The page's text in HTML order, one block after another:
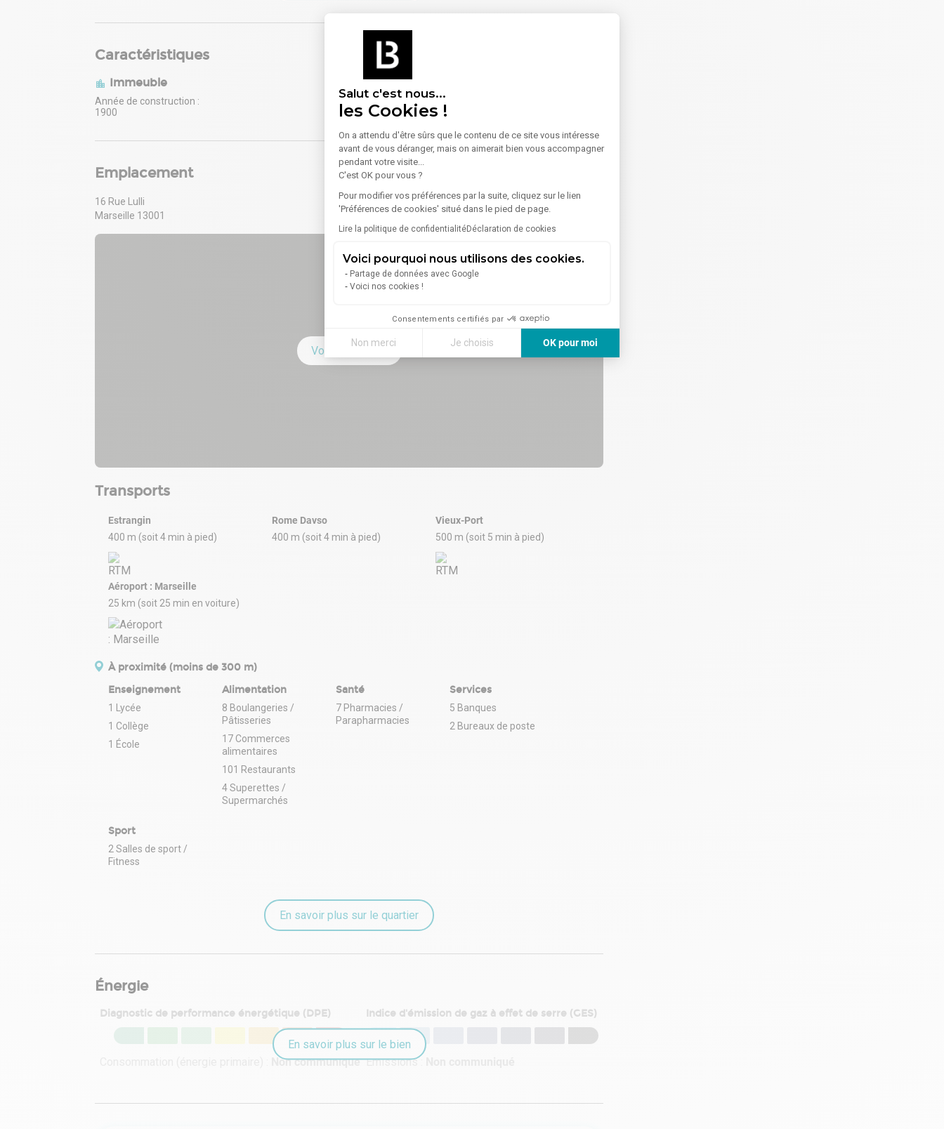
Salut c'est nous...
les Cookies !
On a attendu d'être sûrs que le contenu de ce site vous intéresse
avant de vous déranger, mais on aimerait bien vous accompagner
pendant votre visite...
C'est OK pour vous ?
Pour modifier vos préférences par la suite, cliquez sur le lien
'Préférences de cookies' situé dans le pied de page.
Lire la politique de confidentialitéDéclaration de cookies
Voici pourquoi nous utilisons des cookies.
Partage de données avec Google
Voici nos cookies !
Consentements certifiés par
Non merci Je choisis OK pour moi
Axeptio consent
Plateforme de Gestion du Consentement : Personnalisez vos Options
Caractéristiques
Immeuble
Année de construction :
1900
Emplacement
16 Rue Lulli
Marseille 13001
Voir sur la carte
Transports
Estrangin
400 m (soit 4 min à pied)
Rome Davso
400 m (soit 4 min à pied)
Vieux-Port
500 m (soit 5 min à pied)
Aéroport : Marseille
25 km (soit 25 min en voiture)
À proximité (moins de 300 m)
Enseignement
1 Lycée
1 Collège
1 École
Alimentation
8 Boulangeries /
Pâtisseries
17 Commerces
alimentaires
101 Restaurants
4 Superettes /
Supermarchés
Santé
7 Pharmacies /
Parapharmacies
Services
5 Banques
2 Bureaux de poste
Sport
2 Salles de sport /
Fitness
En savoir plus sur le quartier
Énergie
Diagnostic de performance énergétique (DPE)
Non communiqué
Indice d'émission de gaz à effet de serre (GES)
Émissions :
En savoir plus sur le bien